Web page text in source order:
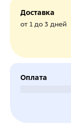
Доставка
от 1 до 3 дней
Оплата